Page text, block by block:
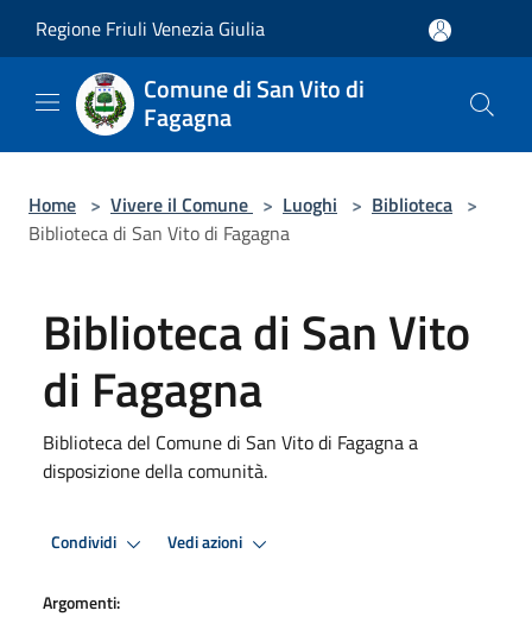
Regione Friuli Venezia Giulia
Comune di San Vito di
Fagagna
Home > Vivere il Comune > Luoghi > Biblioteca >
Biblioteca di San Vito di Fagagna
Biblioteca di San Vito
di Fagagna
Biblioteca del Comune di San Vito di Fagagna a
disposizione della comunità.
Condividi Vedi azioni
Argomenti: